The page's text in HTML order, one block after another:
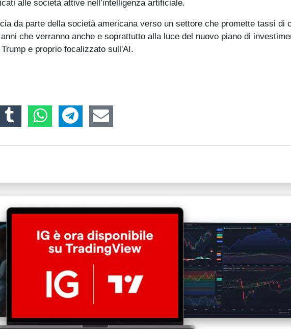
alle società attive nell’intelligenza artificiale.
da parte della società americana verso un settore che promette tassi di
che verranno anche e soprattutto alla luce del nuovo piano di
e proprio focalizzato sull'AI.